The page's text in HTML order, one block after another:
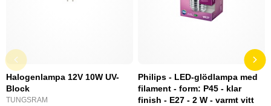
Halogenlampa 12V 10W UV-
Block
TUNGSRAM
Philips - LED-glödlampa med
filament - form: P45 - klar
finish - E27 - 2 W - varmt vitt